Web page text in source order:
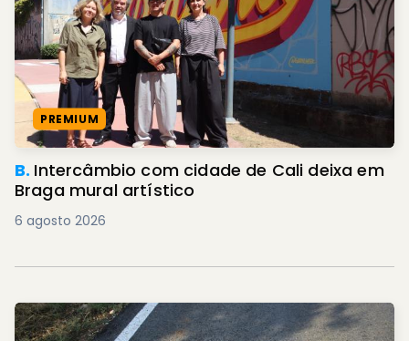
PREMIUM
B. Intercâmbio com cidade de Cali deixa em
Braga mural artístico
6 agosto 2026